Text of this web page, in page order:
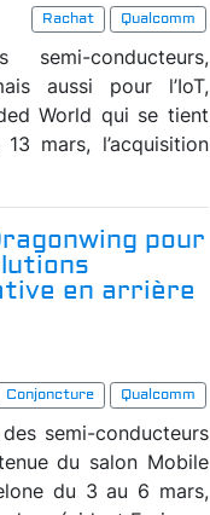
Rachat
Qualcomm
semi-conducteurs,
aussi pour l’IoT,
World qui se tient
mars, l’acquisition
pour
en arrière
Conjoncture
Qualcomm
des semi-conducteurs
du salon Mobile
du 3 au 6 mars,